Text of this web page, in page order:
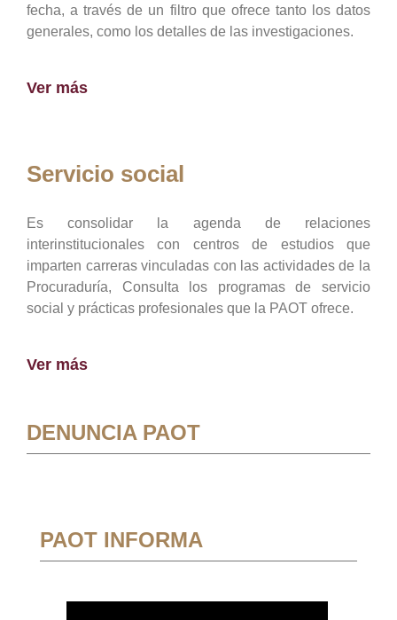
fecha, a través de un filtro que ofrece tanto los datos
generales, como los detalles de las investigaciones.
Ver más
Servicio social
Es consolidar la agenda de relaciones
interinstitucionales con centros de estudios que
imparten carreras vinculadas con las actividades de la
Procuraduría, Consulta los programas de servicio
social y prácticas profesionales que la PAOT ofrece.
Ver más
DENUNCIA PAOT
PAOT INFORMA